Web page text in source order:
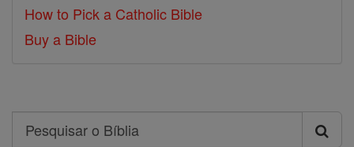
How to Pick a Catholic Bible
Buy a Bible
Search